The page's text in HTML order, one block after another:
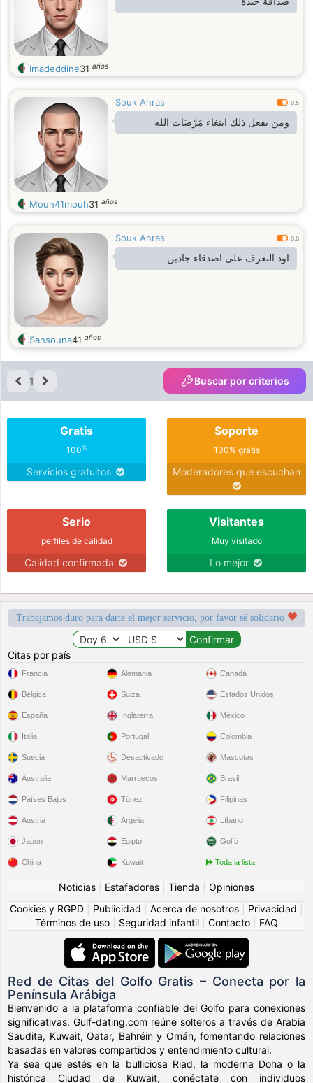
Imadeddine31 años
Souk Ahras 0.5
ومن يفعل ذلك ابتغاء مَرْضَات الله
Mouh41mouh31 años
Souk Ahras 0.6
اود التعرف على اصدقاء جادين
Sansouna41 años
1 Buscar por criterios
Gratis
100%
Servicios gratuitos
Soporte
100% gratis
Moderadores que escuchan
Serio
perfiles de calidad
Calidad confirmada
Visitantes
Muy visitado
Lo mejor
Trabajamos duro para darte el mejor servicio, por favor sé solidario
Citas por país
Francia
Bélgica
España
Italia
Suecia
Alemania
Suiza
Inglaterra
Portugal
Desactivado
Canadá
Estados Unidos
México
Colombia
Mascotas
Australia
Países Bajos
Austria
Japón
China
Marruecos
Túnez
Argelia
Egipto
Kuwait
Brasil
Filipinas
Líbano
Golfo
Toda la lista
Noticias Estafadores Tienda
Opiniones
Cookies y RGPD
Publicidad Acerca de nosotros Privacidad
Términos de uso
Seguridad infantil Contacto FAQ
Red de Citas del Golfo Gratis – Conecta por la
Península Arábiga
Bienvenido a la plataforma confiable del Golfo para conexiones
significativas. Gulf-dating.com reúne solteros a través de Arabia
Saudita, Kuwait, Qatar, Bahréin y Omán, fomentando relaciones
basadas en valores compartidos y entendimiento cultural.
Ya sea que estés en la bulliciosa Riad, la moderna Doha o la
histórica Ciudad de Kuwait, conéctate con individuos